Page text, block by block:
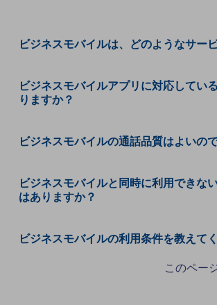
カテゴリーで探す
ネットワーク・モバイル
クラウド・データセンター
電話・映像コミュニケーション
ビジネスモバイルは、どのようなサー
ビジネスモバイルアプリに対応してい
りますか？
ビジネスモバイルの通話品質はよいの
ビジネスモバイルと同時に利用できな
はありますか？
ビジネスモバイルの利用条件を教えてく
このペー